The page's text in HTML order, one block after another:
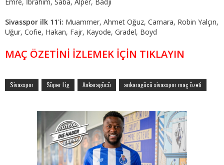
Sivasspor ilk 11'i: Muammer, Ahmet Oğuz, Camara, Robin Yalçın,
Uğur, Cofie, Hakan, Fajr, Kayode, Gradel, Boyd
MAÇ ÖZETİNİ İZLEMEK İÇİN TIKLAYIN
Sivasspor Süper Lig Ankaragücü ankaragücü sivasspor maç özeti